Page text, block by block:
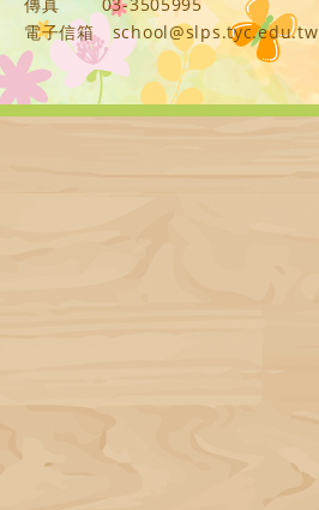
電子信箱
school@slps.tyc.edu.tw